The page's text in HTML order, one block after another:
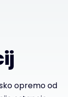
opremo od